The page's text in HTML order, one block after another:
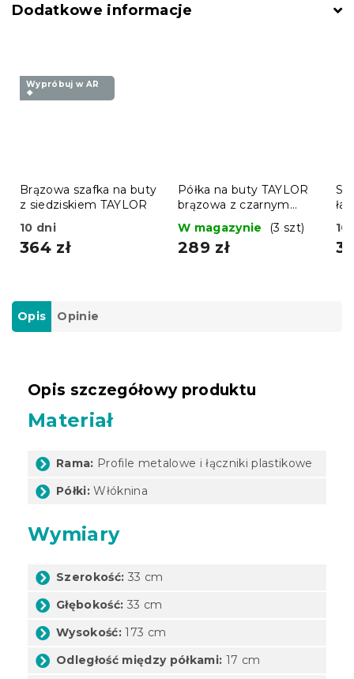
Dodatkowe informacje
Wypróbuj w AR
❖
Brązowa szafka na buty
z siedziskiem TAYLOR
10 dni
364 zł
Półka na buty TAYLOR
brązowa z czarnym
stelażem, 4 półki
W magazynie (3 szt)
289 zł
10
Opis Opinie
Opis szczegółowy produktu
Materiał
Rama: Profile metalowe i łączniki plastikowe
Półki: Włóknina
Wymiary
Szerokość: 33 cm
Głębokość: 33 cm
Wysokość: 173 cm
Odległość między półkami: 17 cm